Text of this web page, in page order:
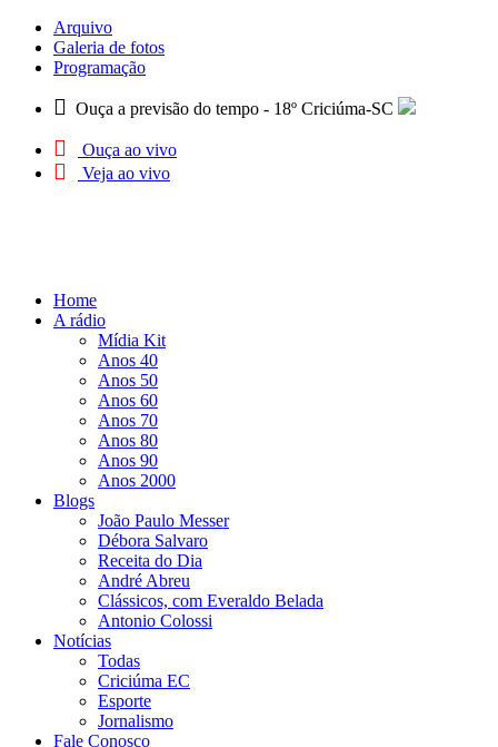
Arquivo
Galeria de fotos
Programação
Ouça a previsão do tempo - 18º Criciúma-SC
Ouça ao vivo
Veja ao vivo
Home
A rádio
Mídia Kit
Anos 40
Anos 50
Anos 60
Anos 70
Anos 80
Anos 90
Anos 2000
Blogs
João Paulo Messer
Débora Salvaro
Receita do Dia
André Abreu
Clássicos, com Everaldo Belada
Antonio Colossi
Notícias
Todas
Criciúma EC
Esporte
Jornalismo
Fale Conosco